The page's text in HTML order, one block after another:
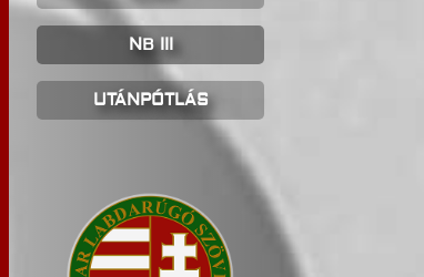
NB III
UTÁNPÓTLÁS